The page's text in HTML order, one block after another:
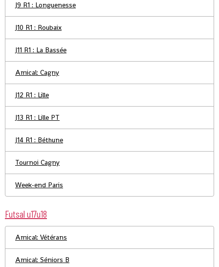
J9 R1 : Longuenesse
J10 R1 : Roubaix
J11 R1 : La Bassée
Amical: Cagny
J12 R1 : Lille
J13 R1 : Lille PT
J14 R1 : Béthune
Tournoi Cagny
Week-end Paris
Futsal u17u18
Amical: Vétérans
Amical: Séniors B